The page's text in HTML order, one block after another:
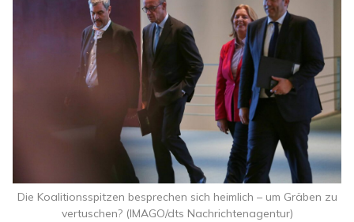
Die Koalitionsspitzen besprechen sich heimlich – um Gräben zu
vertuschen? (IMAGO/dts Nachrichtenagentur)